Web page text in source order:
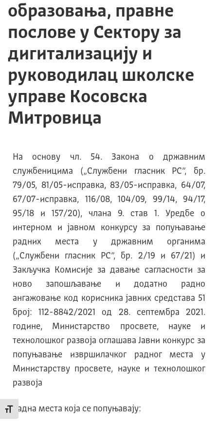
Промени величину слова
образовања, правне
послове у Сектору за
дигитализацију и
руководилац школске
управе Косовска
Митровица
На основу чл. 54. Закона о државним
службеницима („Службени гласник РС”, бр.
79/05, 81/05-исправка, 83/05-исправка, 64/07,
67/07-исправка, 116/08, 104/09, 99/14, 94/17,
95/18 и 157/20), члана 9. став 1. Уредбе о
интерном и јавном конкурсу за попуњавање
радних места у државним органима
(„Службени гласник РС”, бр. 2/19 и 67/21) и
Закључка Комисије за давање сагласности за
ново запошљавање и додатно радно
ангажовање код корисника јавних средстава 51
број: 112-8842/2021 од 28. септембра 2021.
године, Министарство просвете, науке и
технолошког развоја оглашава Јавни конкурс за
попуњавање извршилачког радног места у
Министарству просвете, науке и технолошког
развоја
Радна места која се попуњавају: